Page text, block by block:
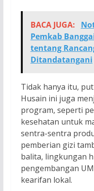
BACA JUGA:
Pemkab
tentang
Ditandatangani
Tidak hanya itu,
Husain ini juga
program, seperti
kesehatan untuk
sentra-sentra
pemberian gizi
balita, lingkungan
pengembangan
kearifan lokal.